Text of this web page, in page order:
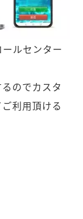
ルセンター
のでカスタ
利用頂ける